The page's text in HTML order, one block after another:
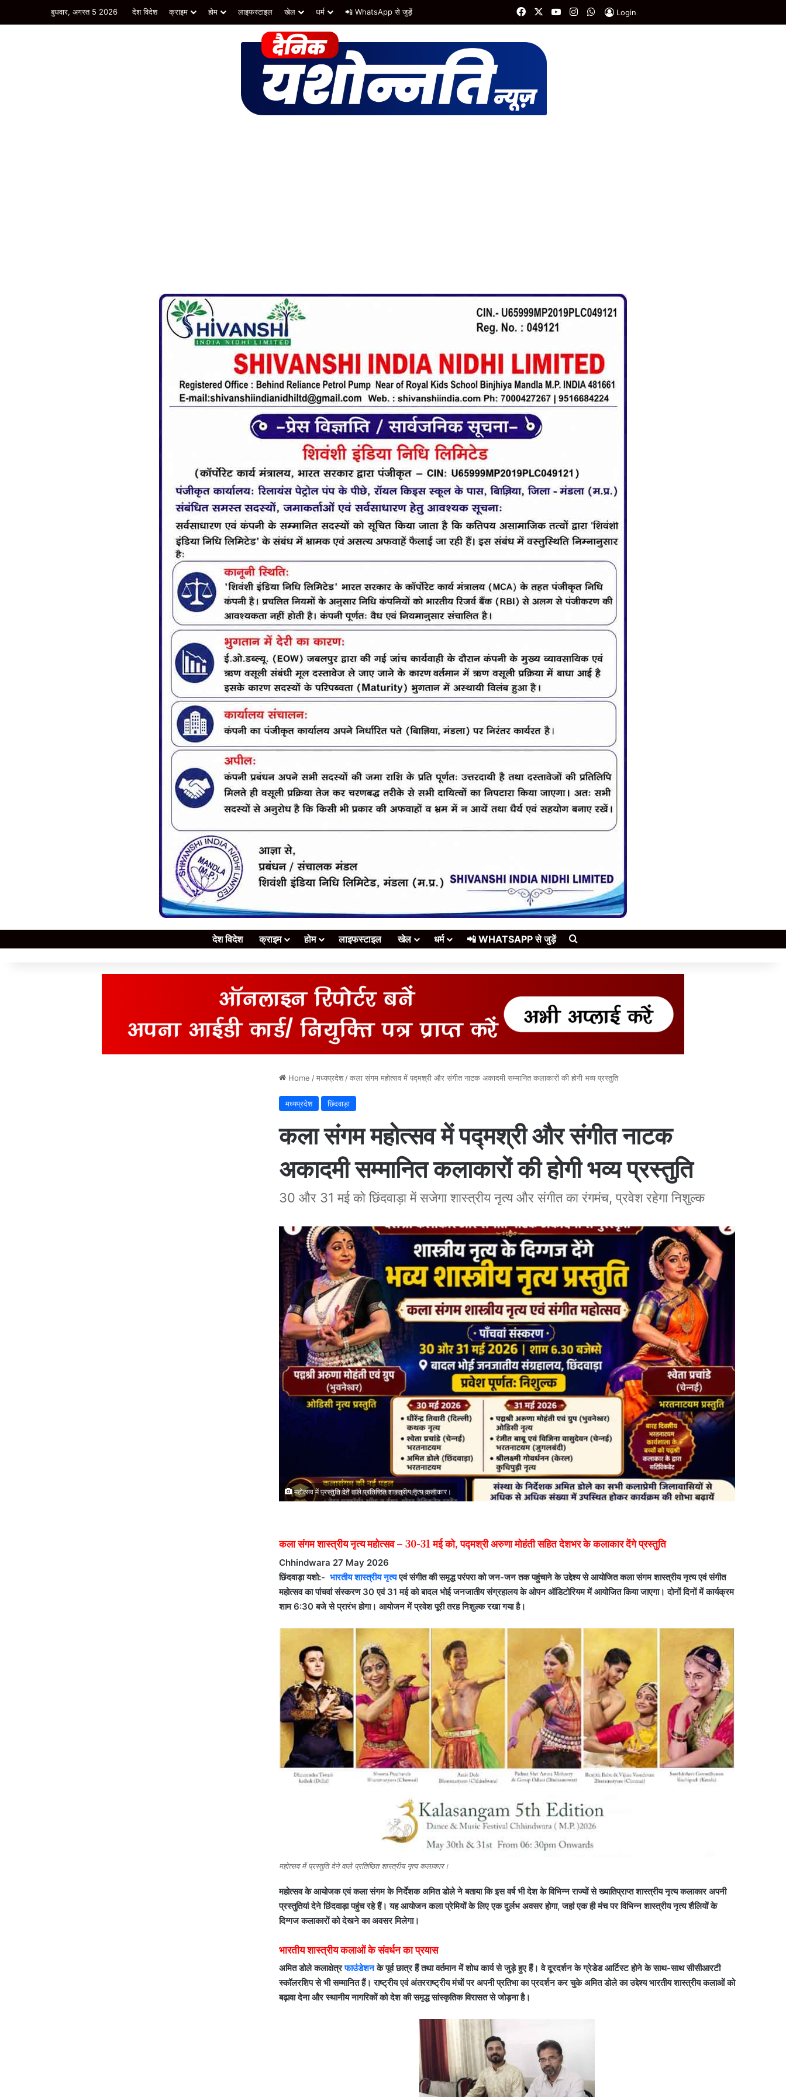
बुधवार, अगस्त 5 2026 देश विदेश क्राइम होम लाइफस्टाइल खेल धर्म 📲 WhatsApp से जुड़ें FacebookYouTubeInstagram
WhatsApp
Login
देश विदेश क्राइम होम लाइफस्टाइल खेल धर्म 📲 WHATSAPP से जुड़ें Search for
Home /मध्यप्रदेश /कला संगम महोत्सव में पद्मश्री और संगीत नाटक अकादमी सम्मानित कलाकारों की होगी भव्य प्रस्तुति
मध्यप्रदेश छिंदवाड़ा
कला संगम महोत्सव में पद्मश्री और संगीत नाटक
अकादमी सम्मानित कलाकारों की होगी भव्य प्रस्तुति
30 और 31 मई को छिंदवाड़ा में सजेगा शास्त्रीय नृत्य और संगीत का रंगमंच, प्रवेश रहेगा निशुल्क
महोत्सव में प्रस्तुति देने वाले प्रतिष्ठित शास्त्रीय नृत्य कलाकार।
कला संगम शास्त्रीय नृत्य महोत्सव – 30-31 मई को, पद्मश्री अरुणा मोहंती सहित देशभर के कलाकार देंगे प्रस्तुति
Chhindwara 27 May 2026
छिंदवाड़ा यशो:- भारतीय शास्त्रीय नृत्यएवं संगीत की समृद्ध परंपरा को जन-जन तक पहुंचाने के उद्देश्य से आयोजित कला संगम शास्त्रीय नृत्य एवं संगीत
महोत्सव का पांचवां संस्करण 30 एवं 31 मई को बादल भोई जनजातीय संग्रहालय के ओपन ऑडिटोरियम में आयोजित किया जाएगा। दोनों दिनों में कार्यक्रम
शाम 6:30 बजे से प्रारंभ होगा। आयोजन में प्रवेश पूरी तरह निशुल्क रखा गया है।
महोत्सव में प्रस्तुति देने वाले प्रतिष्ठित शास्त्रीय नृत्य कलाकार।
महोत्सव के आयोजक एवं कला संगम के निर्देशक अमित डोले ने बताया कि इस वर्ष भी देश के विभिन्न राज्यों से ख्यातिप्राप्त शास्त्रीय नृत्य कलाकार अपनी
प्रस्तुतियां देने छिंदवाड़ा पहुंच रहे हैं। यह आयोजन कला प्रेमियों के लिए एक दुर्लभ अवसर होगा, जहां एक ही मंच पर विभिन्न शास्त्रीय नृत्य शैलियों के
दिग्गज कलाकारों को देखने का अवसर मिलेगा।
भारतीय शास्त्रीय कलाओं के संवर्धन का प्रयास
अमित डोले कलाक्षेत्रफाउंडेशनके पूर्व छात्र हैं तथा वर्तमान में शोध कार्य से जुड़े हुए हैं। वे दूरदर्शन के ग्रेडेड आर्टिस्ट होने के साथ-साथ सीसीआरटी
स्कॉलरशिप से भी सम्मानित हैं। राष्ट्रीय एवं अंतरराष्ट्रीय मंचों पर अपनी प्रतिभा का प्रदर्शन कर चुके अमित डोले का उद्देश्य भारतीय शास्त्रीय कलाओं को
बढ़ावा देना और स्थानीय नागरिकों को देश की समृद्ध सांस्कृतिक विरासत से जोड़ना है।